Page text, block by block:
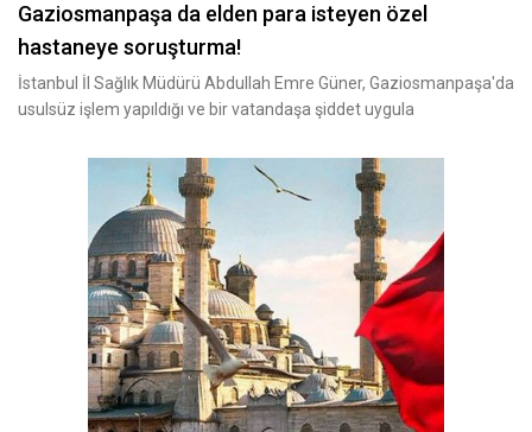
Gaziosmanpaşa da elden para isteyen özel
hastaneye soruşturma!
İstanbul İl Sağlık Müdürü Abdullah Emre Güner, Gaziosmanpaşa'da
usulsüz işlem yapıldığı ve bir vatandaşa şiddet uygula